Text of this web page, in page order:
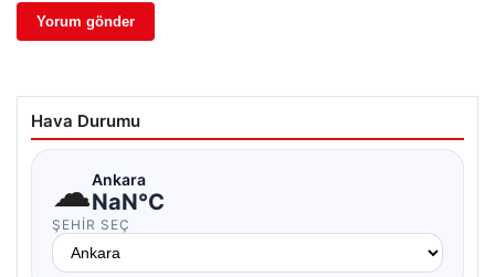
Hava Durumu
☁Ankara
NaN°C
ŞEHIR SEÇ